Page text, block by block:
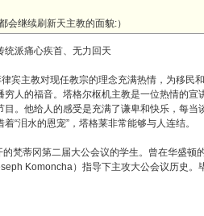
会继续刷新天主教的面貌:）
统派痛心疾首、无力回天
律宾主教对现任教宗的理念充满热情，为移民
穷人的福音。塔格尔枢机主教是一位热情的宣
目。他给人的感受是充满了谦卑和快乐，每当
“泪水的恩宠”，塔格莱非常能够与人连结。
梵蒂冈第二届大公会议的学生。曾在华盛顿
Komoncha）指导下主攻大公会议历史。